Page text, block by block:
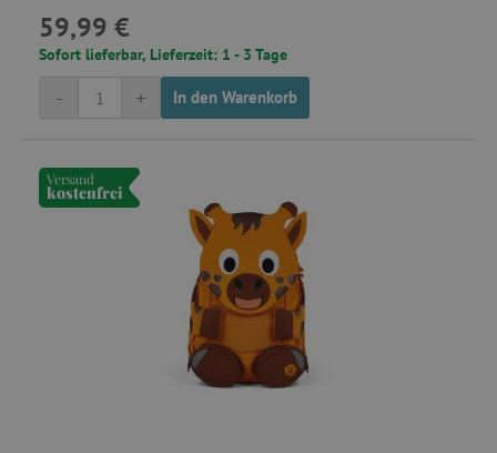
59,99 €
Sofort lieferbar, Lieferzeit: 1 - 3 Tage
+
- In den Warenkorb
Versand
kostenfrei